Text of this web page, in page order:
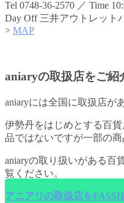
Tel 0748-36-2570 ／ Time
Day Off 三井アウトレット
> MAP
aniaryの取扱店をご紹
aniaryには全国に取扱店が
伊勢丹をはじめとする百
品ではないですが一部の商
aniaryの取り扱いがある百
覧ください。
アニアリの取扱店を